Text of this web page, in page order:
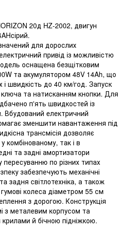
20д HZ-2002, двигун
для дорослих
привід із можливістю
оснащена безщітковим
та акумулятором 48V 14Ah, що
і швидкість до 40 км/год. Запуск
та натисканням кнопки. Для
п'ять швидкостей із
Вбудований електричний
зменшити навантаження під
трансмісія дозволяє
комбінованому, так і в
та задні амортизатори
по різних типах
забезпечують механічні
задня світлотехніка, а також
колеса діаметром 55 см
з дорогою. Конструкція
з металевим корпусом та
й бічною підніжкою.